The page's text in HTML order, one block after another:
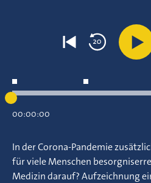
00:00:00
In der Corona-Pandemie
für viele Menschen
Medizin darauf? Aufzeichnung